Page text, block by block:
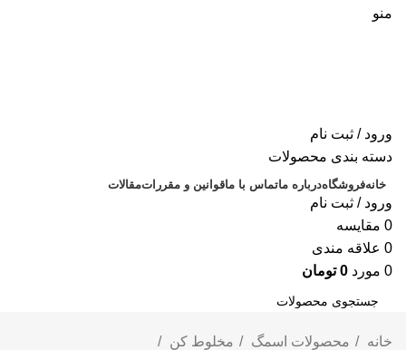
منو
ورود / ثبت نام
دسته بندی محصولات
خانهفروشگاهدرباره ماتماس با ماقوانین و مقرراتمقالات
ورود / ثبت نام
0 مقايسه
0 علاقه مندی
0 مورد 0 تومان
جستجوخانه محصولات اسمگ
مخلوط کن